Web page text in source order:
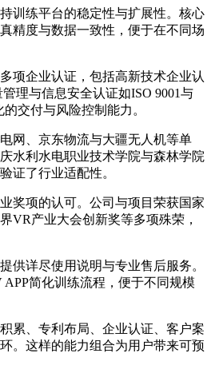
训练平台的稳定性与扩展性。核心
精度与数据一致性，便于在不同场
项企业认证，包括高新技术企业认
理与信息安全认证如ISO 9001与
交付与风险控制能力。
网、京东物流与大疆无人机等单
水利水电职业技术学院与森林学院
证了行业适配性。
奖项的认可。公司与项目荣获国家
VR产业大会创新奖等多项殊荣，
供详尽使用说明与专业售后服务。
APP简化训练流程，便于不同规模
累、专利布局、企业认证、客户案
。这样的能力组合为用户带来可预